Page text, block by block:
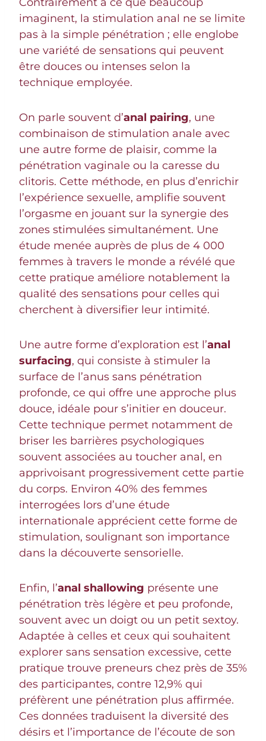
imaginent, la stimulation anal ne se limite
pas à la simple pénétration ; elle englobe
une variété de sensations qui peuvent
être douces ou intenses selon la
technique employée.
On parle souvent d’anal pairing, une
combinaison de stimulation anale avec
une autre forme de plaisir, comme la
pénétration vaginale ou la caresse du
clitoris. Cette méthode, en plus d’enrichir
l’expérience sexuelle, amplifie souvent
l’orgasme en jouant sur la synergie des
zones stimulées simultanément. Une
étude menée auprès de plus de 4 000
femmes à travers le monde a révélé que
cette pratique améliore notablement la
qualité des sensations pour celles qui
cherchent à diversifier leur intimité.
Une autre forme d’exploration est l’anal
surfacing, qui consiste à stimuler la
surface de l’anus sans pénétration
profonde, ce qui offre une approche plus
douce, idéale pour s’initier en douceur.
Cette technique permet notamment de
briser les barrières psychologiques
souvent associées au toucher anal, en
apprivoisant progressivement cette partie
du corps. Environ 40% des femmes
interrogées lors d’une étude
internationale apprécient cette forme de
stimulation, soulignant son importance
dans la découverte sensorielle.
Enfin, l’anal shallowing présente une
pénétration très légère et peu profonde,
souvent avec un doigt ou un petit sextoy.
Adaptée à celles et ceux qui souhaitent
explorer sans sensation excessive, cette
pratique trouve preneurs chez près de 35%
des participantes, contre 12,9% qui
préfèrent une pénétration plus affirmée.
Ces données traduisent la diversité des
désirs et l’importance de l’écoute de son